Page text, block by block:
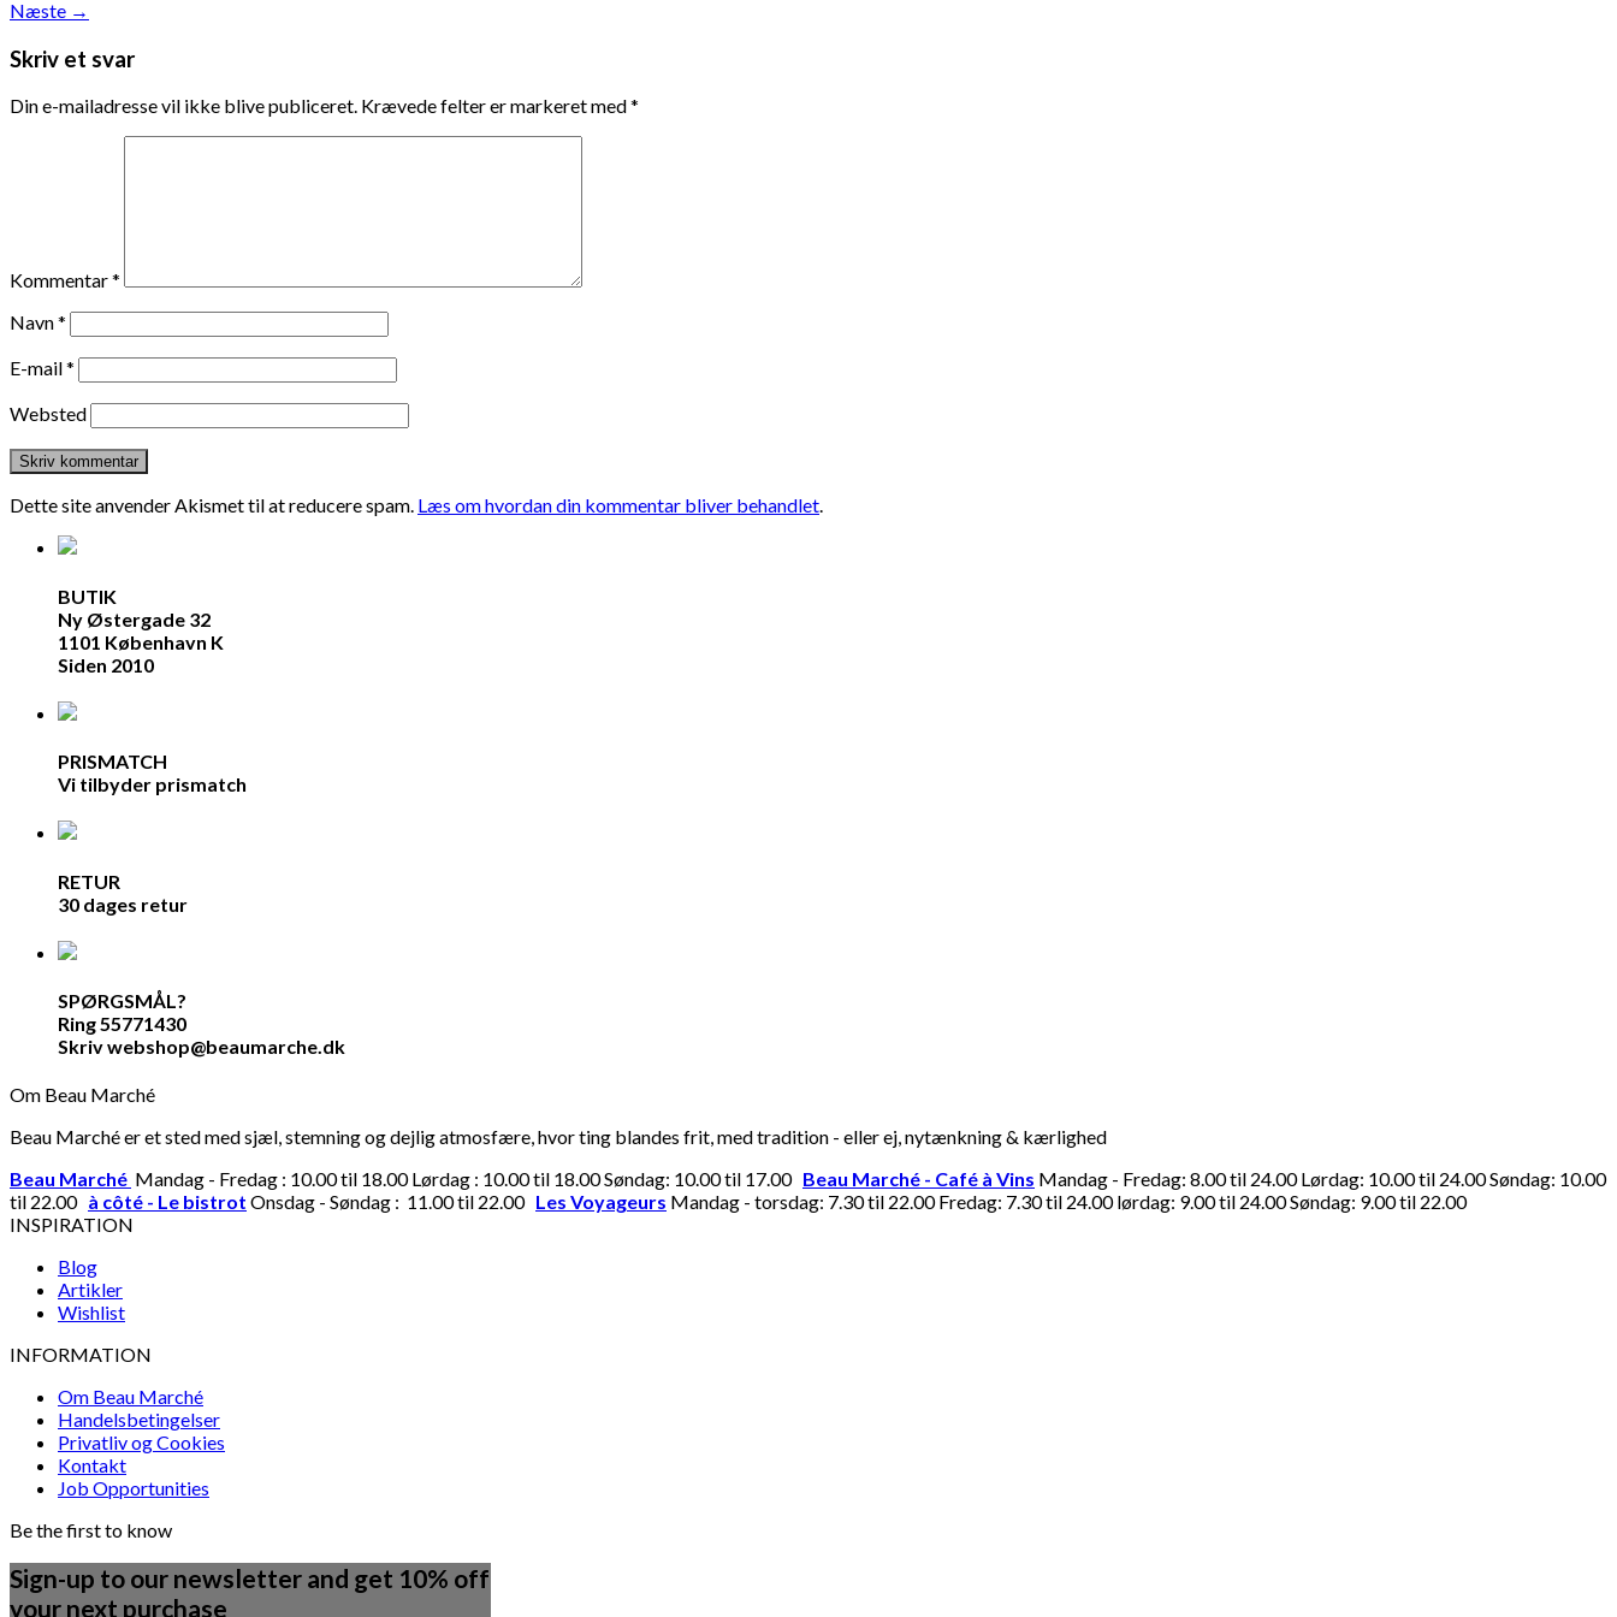
Næste →
Skriv et svar
Din e-mailadresse vil ikke blive publiceret. Krævede felter er markeret med*
Kommentar*
Navn*
E-mail*
Websted
Dette site anvender Akismet til at reducere spam. Læs om hvordan din kommentar bliver behandlet.
BUTIK
Ny Østergade 32
1101 København K
Siden 2010
PRISMATCH
Vi tilbyder prismatch
RETUR
30 dages retur
SPØRGSMÅL?
Ring 55771430
Skriv webshop@beaumarche.dk
Om Beau Marché
Beau Marché er et sted med sjæl, stemning og dejlig atmosfære, hvor ting blandes frit, med tradition - eller ej, nytænkning & kærlighed
Beau Marché Mandag - Fredag : 10.00 til 18.00 Lørdag : 10.00 til 18.00 Søndag: 10.00 til 17.00 Beau Marché - Café à Vins Mandag - Fredag: 8.00 til 24.00 Lørdag: 10.00 til 24.00 Søndag: 10.00
til 22.00 à côté - Le bistrot Onsdag - Søndag : 11.00 til 22.00 Les Voyageurs Mandag - torsdag: 7.30 til 22.00 Fredag: 7.30 til 24.00 lørdag: 9.00 til 24.00 Søndag: 9.00 til 22.00
INSPIRATION
Blog
Artikler
Wishlist
INFORMATION
Om Beau Marché
Handelsbetingelser
Privatliv og Cookies
Kontakt
Job Opportunities
Be the first to know
Sign-up to our newsletter and get 10% off
your next purchase